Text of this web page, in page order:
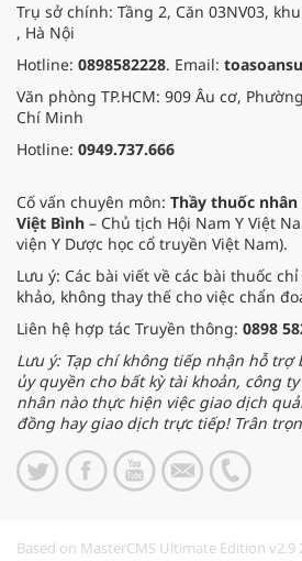
Trụ sở chính: Tầng 2, Căn 03NV03,
, Hà Nội
Hotline: 0898582228. Email:
Văn phòng TP.HCM: 909 Âu cơ,
Chí Minh
Hotline: 0949.737.666
Cố vấn chuyên môn: Thầy thuốc nhân
Việt Bình – Chủ tịch Hội Nam Y Việt
viện Y Dược học cổ truyền Việt Nam).
Lưu ý: Các bài viết về các bài thuốc
khảo, không thay thế cho việc chẩn
Liên hệ hợp tác Truyền thông: 0898
Lưu ý: Tạp chí không tiếp nhận hỗ trợ
ủy quyền cho bất kỳ tài khoản, công
nhân nào thực hiện việc giao dịch
đồng hay giao dịch trực tiếp! Trân
Based on MasterCMS Ultimate Edition v2.9